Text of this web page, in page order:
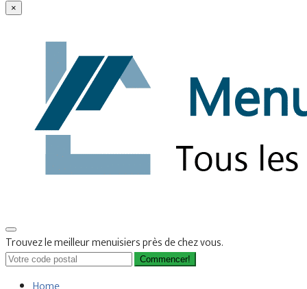
×
Trouvez le meilleur menuisiers près de chez vous.
Commencer!